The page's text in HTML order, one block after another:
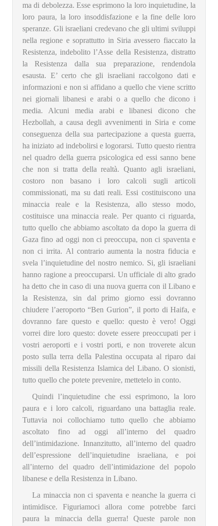
ma di debolezza. Esse esprimono la loro inquietudine, la
loro paura, la loro insoddisfazione e la fine delle loro
speranze. Gli israeliani credevano che gli ultimi sviluppi
nella regione e soprattutto in Siria avessero fiaccato la
Resistenza, indebolito l’Asse della Resistenza, distratto
la Resistenza dalla sua preparazione, rendendola
esausta. E’ certo che gli israeliani raccolgono dati e
informazioni e non si affidano a quello che viene scritto
nei giornali libanesi e arabi o a quello che dicono i
media. Alcuni media arabi e libanesi dicono che
Hezbollah, a causa degli avvenimenti in Siria e come
conseguenza della sua partecipazione a questa guerra,
ha iniziato ad indebolirsi e logorarsi. Tutto questo rientra
nel quadro della guerra psicologica ed essi sanno bene
che non si tratta della realtà. Quanto agli israeliani,
costoro non basano i loro calcoli sugli articoli
commissionati, ma su dati reali. Essi costituiscono una
minaccia reale e la Resistenza, allo stesso modo,
costituisce una minaccia reale. Per quanto ci riguarda,
tutto quello che abbiamo ascoltato da dopo la guerra di
Gaza fino ad oggi non ci preoccupa, non ci spaventa e
non ci irrita. Al contrario aumenta la nostra fiducia e
svela l’inquietudine del nostro nemico. Si, gli israeliani
hanno ragione a preoccuparsi. Un ufficiale di alto grado
ha detto che in caso di una nuova guerra con il Libano e
la Resistenza, sin dal primo giorno essi dovranno
chiudere l’aeroporto “Ben Gurion”, il porto di Haifa, e
dovranno fare questo e quello: questo è vero! Oggi
vorrei dire loro questo: dovete essere preoccupati per i
vostri aeroporti e i vostri porti, e non troverete alcun
posto sulla terra della Palestina occupata al riparo dai
missili della Resistenza Islamica del Libano. O sionisti,
tutto quello che potete prevenire, mettetelo in conto.
Quindi l’inquietudine che essi esprimono, la loro
paura e i loro calcoli, riguardano una battaglia reale.
Tuttavia noi collochiamo tutto quello che abbiamo
ascoltato fino ad oggi all’interno del quadro
dell’intimidazione. Innanzitutto, all’interno del quadro
dell’espressione dell’inquietudine israeliana, e poi
all’interno del quadro dell’intimidazione del popolo
libanese e della Resistenza in Libano.
La minaccia non ci spaventa e neanche la guerra ci
intimidisce. Figuriamoci allora come potrebbe farci
paura la minaccia della guerra! Queste parole non